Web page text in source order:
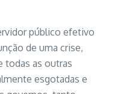
público efetivo
de uma crise,
todas as outras
esgotadas e